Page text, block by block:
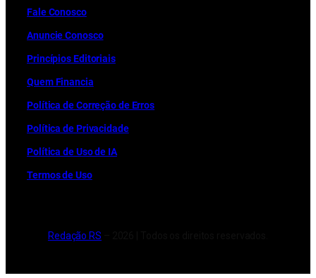
Fale Conosco
Anuncie Conosco
Princípios Editoriais
Quem Financia
Política de Correção de Erros
Política de Privacidade
Política de Uso de IA
Termos de Uso
Redação RS